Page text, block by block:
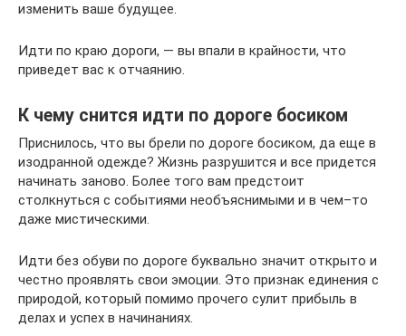
изменить ваше будущее.
Идти по краю дороги, — вы впали в крайности, что
приведет вас к отчаянию.
К чему снится идти по дороге босиком
Приснилось, что вы брели по дороге босиком, да еще в
изодранной одежде? Жизнь разрушится и все придется
начинать заново. Более того вам предстоит
столкнуться с событиями необъяснимыми и в чем–то
даже мистическими.
Идти без обуви по дороге буквально значит открыто и
честно проявлять свои эмоции. Это признак единения с
природой, который помимо прочего сулит прибыль в
делах и успех в начинаниях.